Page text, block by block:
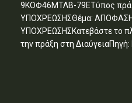
9ΚΟΦ46ΜΤΛΒ-79ΕΤύπος
ΥΠΟΧΡΕΩΣΗΣΘέμα:
ΥΠΟΧΡΕΩΣΗΣΚατεβάστε το
την πράξη στη ΔιαύγειαΠηγή: